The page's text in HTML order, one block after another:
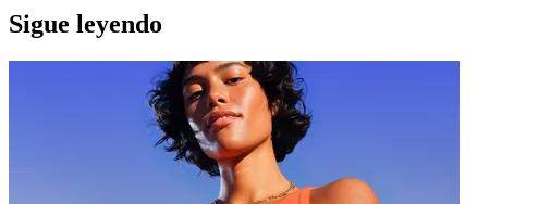
Sigue leyendo